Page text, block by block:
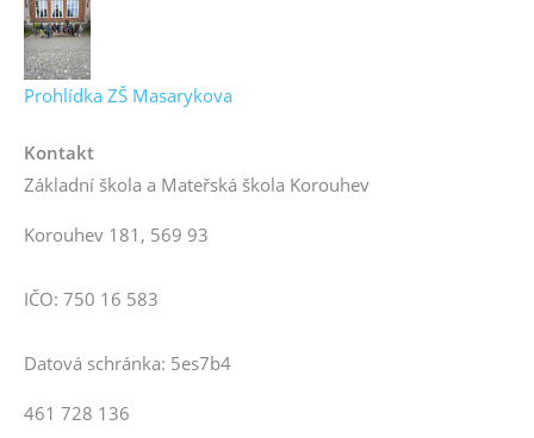
Prohlídka ZŠ Masarykova
Kontakt
Základní škola a Mateřská škola Korouhev
Korouhev 181, 569 93
IČO: 750 16 583
Datová schránka: 5es7b4
461 728 136